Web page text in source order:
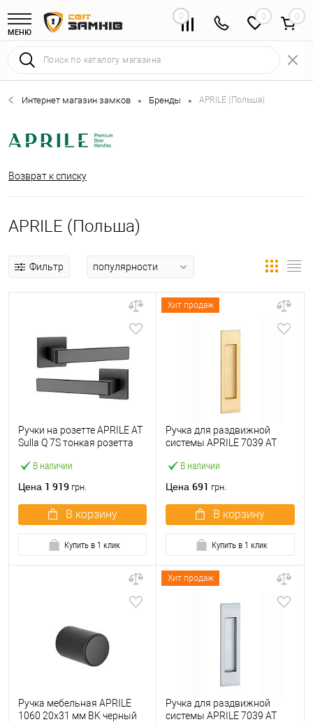
МЕНЮ
0 0
Интернет магазин замков • Бренды • APRILE (Польша)
Возврат к списку
APRILE (Польша)
Фильтр
В наличии
Ручки на розетте APRILE AT
Sulla Q 7S тонкая розетта
Цена 1 919 грн.
В корзину
Купить в 1 клик
Хит продаж
В наличии
Ручка для раздвижной
системы APRILE 7039 AT
Цена 691 грн.
В корзину
Купить в 1 клик
Ручка мебельная APRILE
1060 20x31 мм BK черный
Хит продаж
Ручка для раздвижной
системы APRILE 7039 AT